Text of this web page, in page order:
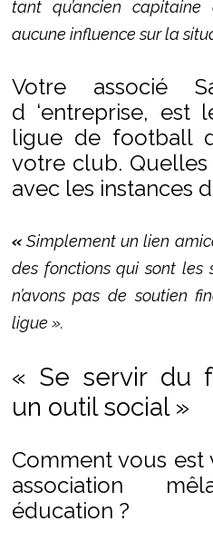
tant qu’ancien
aucune influence sur la
Votre associé
d ‘entreprise, est
ligue de football
votre club.
avec les instances
« Simplement un lien
des fonctions qui sont les
n’avons pas de soutien
ligue ».
« Se servir du
un outil social »
Comment vous est
association
éducation ?